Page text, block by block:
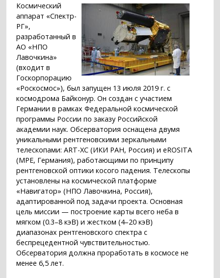
Космический
аппарат «Спектр-
РГ»,
разработанный в
АО «НПО
Лавочкина»
(входит в
Госкорпорацию
«Роскосмос»), был запущен 13 июля 2019 г. с
космодрома Байконур. Он создан с участием
Германии в рамках Федеральной космической
программы России по заказу Российской
академии наук. Обсерватория оснащена двумя
уникальными рентгеновскими зеркальными
телескопами: ART-XC (ИКИ РАН, Россия) и eROSITA
(MPE, Германия), работающими по принципу
рентгеновской оптики косого падения. Телескопы
установлены на космической платформе
«Навигатор» (НПО Лавочкина, Россия),
адаптированной под задачи проекта. Основная
цель миссии — построение карты всего неба в
мягком (0.3–8 кэВ) и жестком (4–20 кэВ)
диапазонах рентгеновского спектра с
беспрецедентной чувствительностью.
Обсерватория должна проработать в космосе не
менее 6,5 лет.